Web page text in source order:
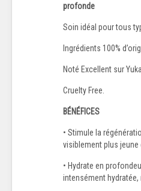
profonde
Soin idéal pour tous
Ingrédients 100%
Noté Excellent sur
Cruelty Free.
BÉNÉFICES
• Stimule la
visiblement plus jeune
• Hydrate en
intensément hydratée,